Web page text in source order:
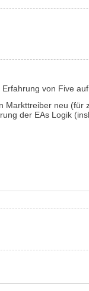
von Five
neu (für
der EAs Logik